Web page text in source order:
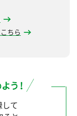
ちら
して